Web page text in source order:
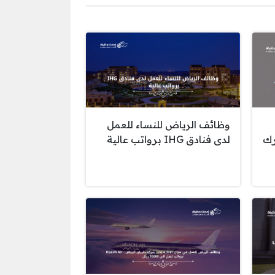
وظائف الرياض للنساء للعمل
لدى فنادق IHG برواتب عالية